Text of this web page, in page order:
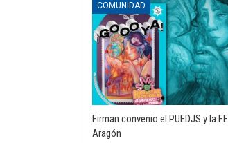
COMUNIDAD
Firman convenio el PUEDJS y la
Aragón